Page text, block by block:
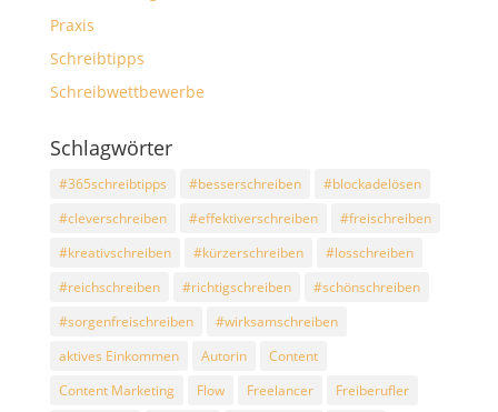
Praxis
Schreibtipps
Schreibwettbewerbe
Schlagwörter
#365schreibtipps #besserschreiben
#blockadelösen
#cleverschreiben
#effektiverschreiben
#freischreiben
#kreativschreiben
#kürzerschreiben
#losschreiben
#reichschreiben
#richtigschreiben
#schönschreiben
#sorgenfreischreiben
#wirksamschreiben
aktives Einkommen
Autorin
Content
Content Marketing
Flow Freelancer
Freiberufler